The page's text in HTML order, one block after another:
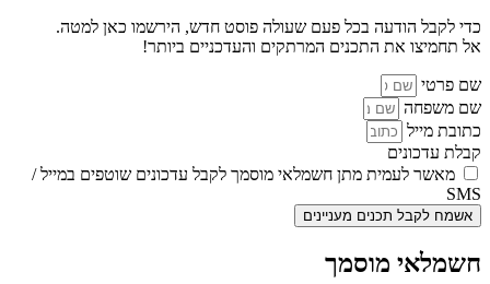
כדי לקבל הודעה בכל פעם שעולה פוסט חדש, הירשמו כאן למטה.
אל תחמיצו את התכנים המרתקים והעדכניים ביותר!
שם פרטי
שם משפחה
כתובת מייל
קבלת עדכונים
מאשר לעמית מתן חשמלאי מוסמך לקבל עדכונים שוטפים במייל /
SMS
אשמח לקבל תכנים מעניינים
חשמלאי מוסמך